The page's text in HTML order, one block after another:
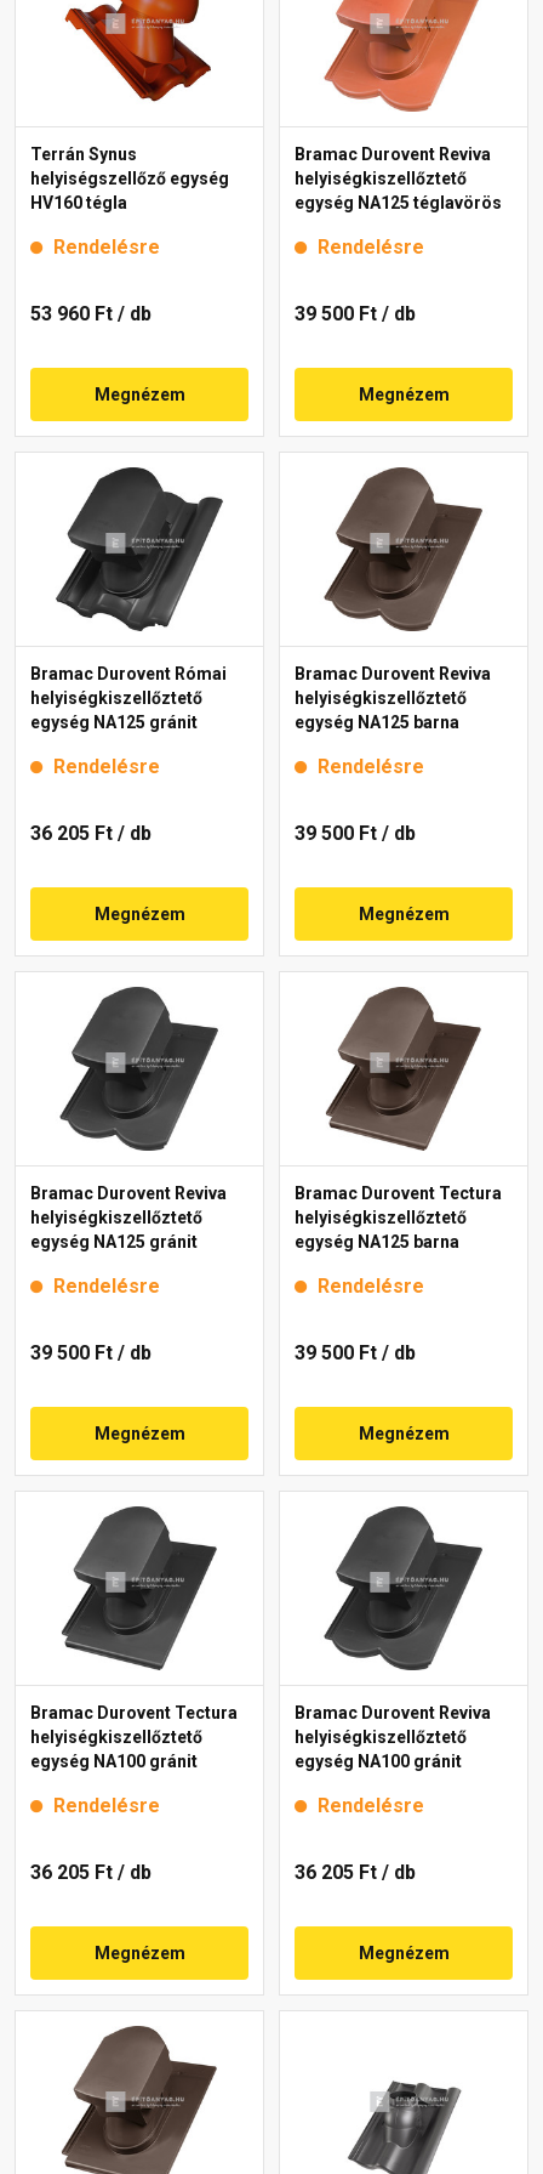
Terrán Synus
helyiségszellőző egység
HV160 tégla
Rendelésre
53 960 Ft / db
Megnézem
Bramac Durovent Reviva
helyiségkiszellőztető
egység NA125 téglavörös
Rendelésre
39 500 Ft / db
Megnézem
Bramac Durovent Római
helyiségkiszellőztető
egység NA125 gránit
Rendelésre
36 205 Ft / db
Megnézem
Bramac Durovent Reviva
helyiségkiszellőztető
egység NA125 barna
Rendelésre
39 500 Ft / db
Megnézem
Bramac Durovent Reviva
helyiségkiszellőztető
egység NA125 gránit
Rendelésre
39 500 Ft / db
Megnézem
Bramac Durovent Tectura
helyiségkiszellőztető
egység NA125 barna
Rendelésre
39 500 Ft / db
Megnézem
Bramac Durovent Tectura
helyiségkiszellőztető
egység NA100 gránit
Rendelésre
36 205 Ft / db
Megnézem
Bramac Durovent Reviva
helyiségkiszellőztető
egység NA100 gránit
Rendelésre
36 205 Ft / db
Megnézem